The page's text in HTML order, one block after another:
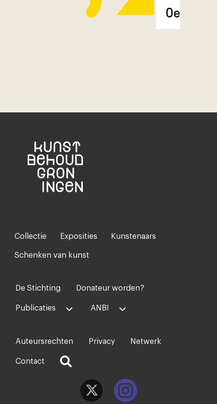
Oerbos
Footer-
menu
Collectie Exposities Kunstenaars
Schenken van kunst
Voet
midden
De Stichting Donateur worden?
Publicaties ANBI
Voet
rechts
Auteursrechten Privacy Netwerk
Contact